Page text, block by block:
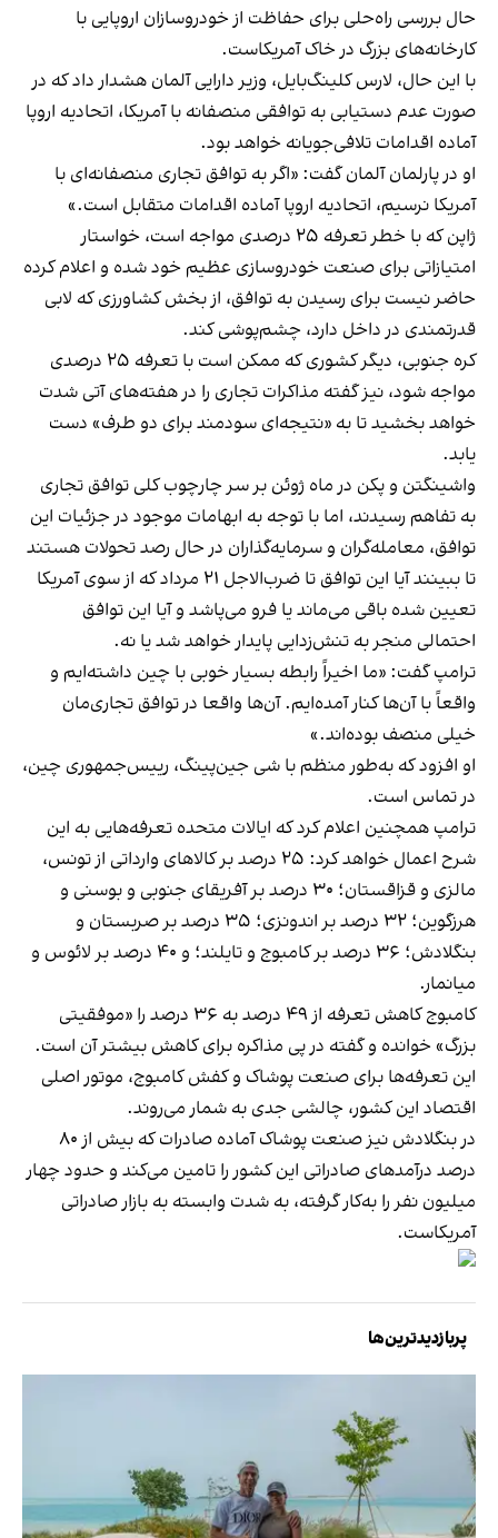
حال بررسی راه‌حلی برای حفاظت از خودروسازان اروپایی با
کارخانه‌های بزرگ در خاک آمریکاست.
با این حال، لارس کلینگ‌بایل، وزیر دارایی آلمان هشدار داد که در
صورت عدم دستیابی به توافقی منصفانه با آمریکا، اتحادیه اروپا
آماده اقدامات تلافی‌جویانه خواهد بود.
او در پارلمان آلمان گفت: «اگر به توافق تجاری منصفانه‌ای با
آمریکا نرسیم، اتحادیه اروپا آماده اقدامات متقابل است.»
ژاپن که با خطر تعرفه ۲۵ درصدی مواجه است، خواستار
امتیازاتی برای صنعت خودروسازی عظیم خود شده و اعلام کرده
حاضر نیست برای رسیدن به توافق، از بخش کشاورزی که لابی
قدرتمندی در داخل دارد، چشم‌پوشی کند.
کره جنوبی، دیگر کشوری که ممکن است با تعرفه ۲۵ درصدی
مواجه شود، نیز گفته مذاکرات تجاری را در هفته‌های آتی شدت
خواهد بخشید تا به «نتیجه‌ای سودمند برای دو طرف» دست
یابد.
واشینگتن و پکن در ماه ژوئن بر سر چارچوب کلی توافق تجاری
به تفاهم رسیدند، اما با توجه به ابهامات موجود در جزئیات این
توافق، معامله‌گران و سرمایه‌گذاران در حال رصد تحولات هستند
تا ببینند آیا این توافق تا ضرب‌الاجل ۲۱ مرداد که از سوی آمریکا
تعیین شده باقی می‌ماند یا فرو می‌پاشد و آیا این توافق
احتمالی منجر به تنش‌زدایی پایدار خواهد شد یا نه.
ترامپ گفت: «ما اخیراً رابطه بسیار خوبی با چین داشته‌ایم و
واقعاً با آن‌ها کنار آمده‌ایم. آن‌ها واقعا در توافق تجاری‌مان
خیلی منصف بوده‌اند.»
او افزود که به‌طور منظم با شی جین‌پینگ، رییس‌جمهوری چین،
در تماس است.
ترامپ همچنین اعلام کرد که ایالات متحده تعرفه‌هایی به این
شرح اعمال خواهد کرد: ۲۵ درصد بر کالاهای وارداتی از تونس،
مالزی و قزاقستان؛ ۳۰ درصد بر آفریقای جنوبی و بوسنی و
هرزگوین؛ ۳۲ درصد بر اندونزی؛ ۳۵ درصد بر صربستان و
بنگلادش؛ ۳۶ درصد بر کامبوج و تایلند؛ و ۴۰ درصد بر لائوس و
میانمار.
کامبوج کاهش تعرفه از ۴۹ درصد به ۳۶ درصد را «موفقیتی
بزرگ» خوانده و گفته در پی مذاکره برای کاهش بیشتر آن است.
این تعرفه‌ها برای صنعت پوشاک و کفش کامبوج، موتور اصلی
اقتصاد این کشور، چالشی جدی به شمار می‌روند.
در بنگلادش نیز صنعت پوشاک آماده صادرات که بیش از ۸۰
درصد درآمدهای صادراتی این کشور را تامین می‌کند و حدود چهار
میلیون نفر را به‌کار گرفته، به شدت وابسته به بازار صادراتی
آمریکاست.
پربازدیدترین‌ها